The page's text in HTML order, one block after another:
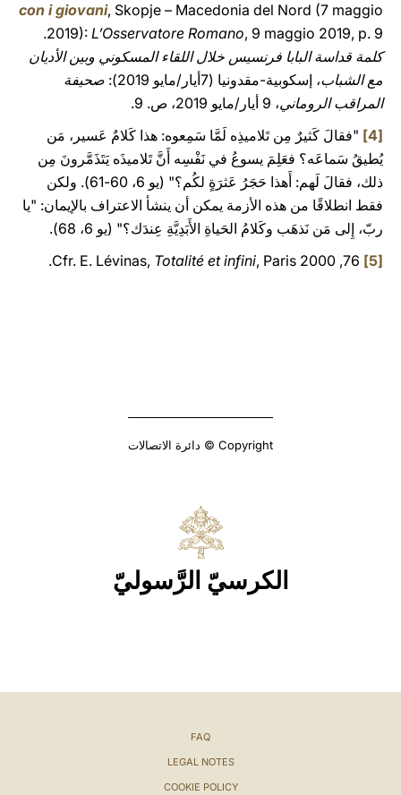
con i giovani, Skopje – Macedonia del Nord (7 maggio
2019): L’Osservatore Romano, 9 maggio 2019, p. 9.
كلمة قداسة البابا فرنسيس خلال اللقاء المسكوني وبين الأديان
مع الشباب، إسكوبية-مقدونيا (7أيار/مايو 2019):
صحيفة
المراقب الروماني، 9 أيار/مايو 2019، ص. 9.
[4]
"فقالَ كَثيرٌ مِن تَلاميذِه لَمَّا سَمِعوه: هذا كَلامٌ عَسير، مَن
يُطيقُ سَماعَه؟ فعَلِمَ يسوعُ في نَفْسِه أَنَّ تَلاميذَه يَتَذَمَّرونَ مِن
ذلك، فقالَ لَهم: أَهذا حَجَرُ عَثرَةٍ لكُم؟" (يو 6، 60-61). ولكن
فقط انطلاقًا من هذه الأزمة يمكن أن ينشأ الاعتراف بالإيمان: "يا
ربّ، إِلى مَن نَذهَب وكَلامُ الحَياةِ الأَبَدِيَّةِ عِندَك؟" (يو 6، 68).
[5]
Totalité et infini, Paris 2000 ,76.
Copyright © دائرة الاتصالات
الكرسيّ الرَّسوليّ
FAQ
LEGAL NOTES
COOKIE POLICY